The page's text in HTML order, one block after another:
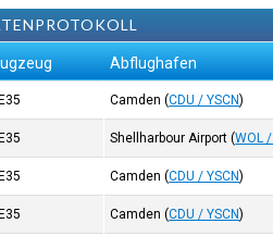
Abflughafen
Camden (CDU / YSCN)
Shellharbour Airport (WOL /
Camden (CDU / YSCN)
Camden (CDU / YSCN)